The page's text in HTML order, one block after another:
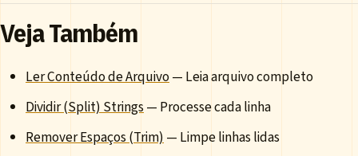
Veja Também
Ler Conteúdo de Arquivo— Leia arquivo completo
Dividir (Split) Strings— Processe cada linha
Remover Espaços (Trim) — Limpe linhas lidas